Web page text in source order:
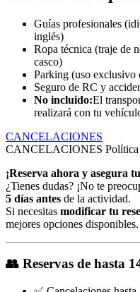
Guías profesionales
inglés)
Ropa técnica (traje de
casco)
Parking (uso exclusivo
Seguro de RC y
No incluido:El
realizará con tu
CANCELACIONES
CANCELACIONES
¡Reserva ahora y asegura
¿Tienes dudas? ¡No te
5 días antes de la actividad.
Si necesitas modificar tu
mejores opciones disponibles.
👥 Reservas de hasta